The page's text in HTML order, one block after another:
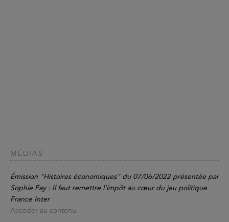
MÉDIAS
Émission "Histoires économiques" du 07/06/2022 présentée par
Sophie Fay : Il faut remettre l'impôt au cœur du jeu politique
France Inter
Accéder au contenu